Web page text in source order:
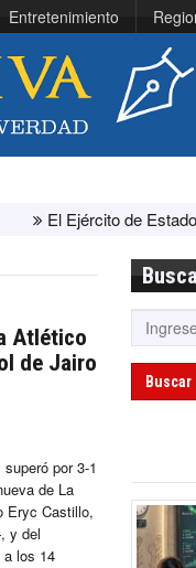
Entretenimiento
Estados Unidos ha
Atlético
de Jairo
por 3-1
de La
Eryc Castillo,
y del
a los 14
Buscar